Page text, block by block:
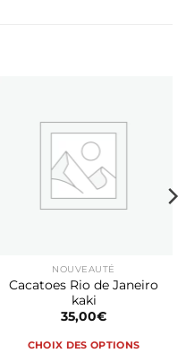
NOUVEAUTÉ
Cacatoes Rio de Janeiro
kaki
35,00€
CHOIX DES OPTIONS